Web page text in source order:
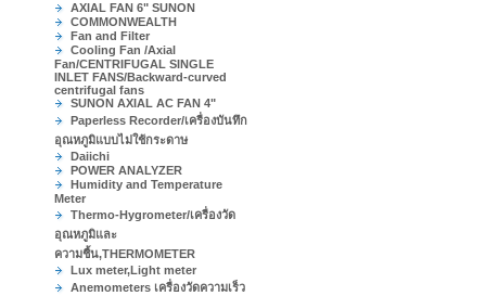
AXIAL FAN 6" SUNON
COMMONWEALTH
Fan and Filter
Cooling Fan /Axial
Fan/CENTRIFUGAL SINGLE
INLET FANS/Backward-curved
centrifugal fans
SUNON AXIAL AC FAN 4"
Paperless Recorder/เครื่องบันทึก
อุณหภูมิแบบไม่ใช้กระดาษ
Daiichi
POWER ANALYZER
Humidity and Temperature
Meter
Thermo-Hygrometer/เครื่องวัด
อุณหภูมิและ
ความชื้น,THERMOMETER
Lux meter,Light meter
Anemometers เครื่องวัดความเร็ว